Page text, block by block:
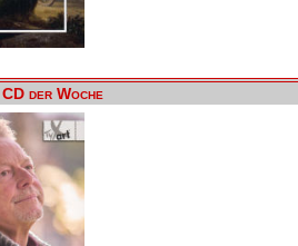
CD der Woche